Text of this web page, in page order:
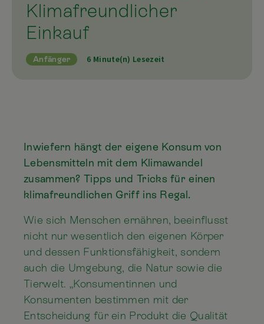
Klimafreundlicher
Einkauf
Anfänger 6 Minute(n) Lesezeit
Inwiefern hängt der eigene Konsum von
Lebensmitteln mit dem Klimawandel
zusammen? Tipps und Tricks für einen
klimafreundlichen Griff ins Regal.
Wie sich Menschen ernähren, beeinflusst
nicht nur wesentlich den eigenen Körper
und dessen Funktionsfähigkeit, sondern
auch die Umgebung, die Natur sowie die
Tierwelt. „Konsumentinnen und
Konsumenten bestimmen mit der
Entscheidung für ein Produkt die Qualität